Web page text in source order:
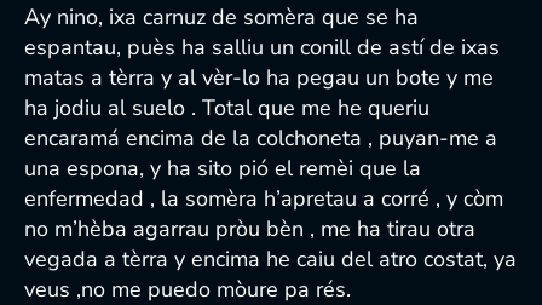
Ay nino, ixa carnuz de somèra que se ha
espantau, puès ha salliu un conill de astí de ixas
matas a tèrra y al vèr-lo ha pegau un bote y me
ha jodiu al suelo . Total que me he queriu
encaramá encima de la colchoneta , puyan-me a
una espona, y ha sito pió el remèi que la
enfermedad , la somèra h’apretau a corré , y còm
no m’hèba agarrau pròu bèn , me ha tirau otra
vegada a tèrra y encima he caiu del atro costat, ya
veus ,no me puedo mòure pa rés.